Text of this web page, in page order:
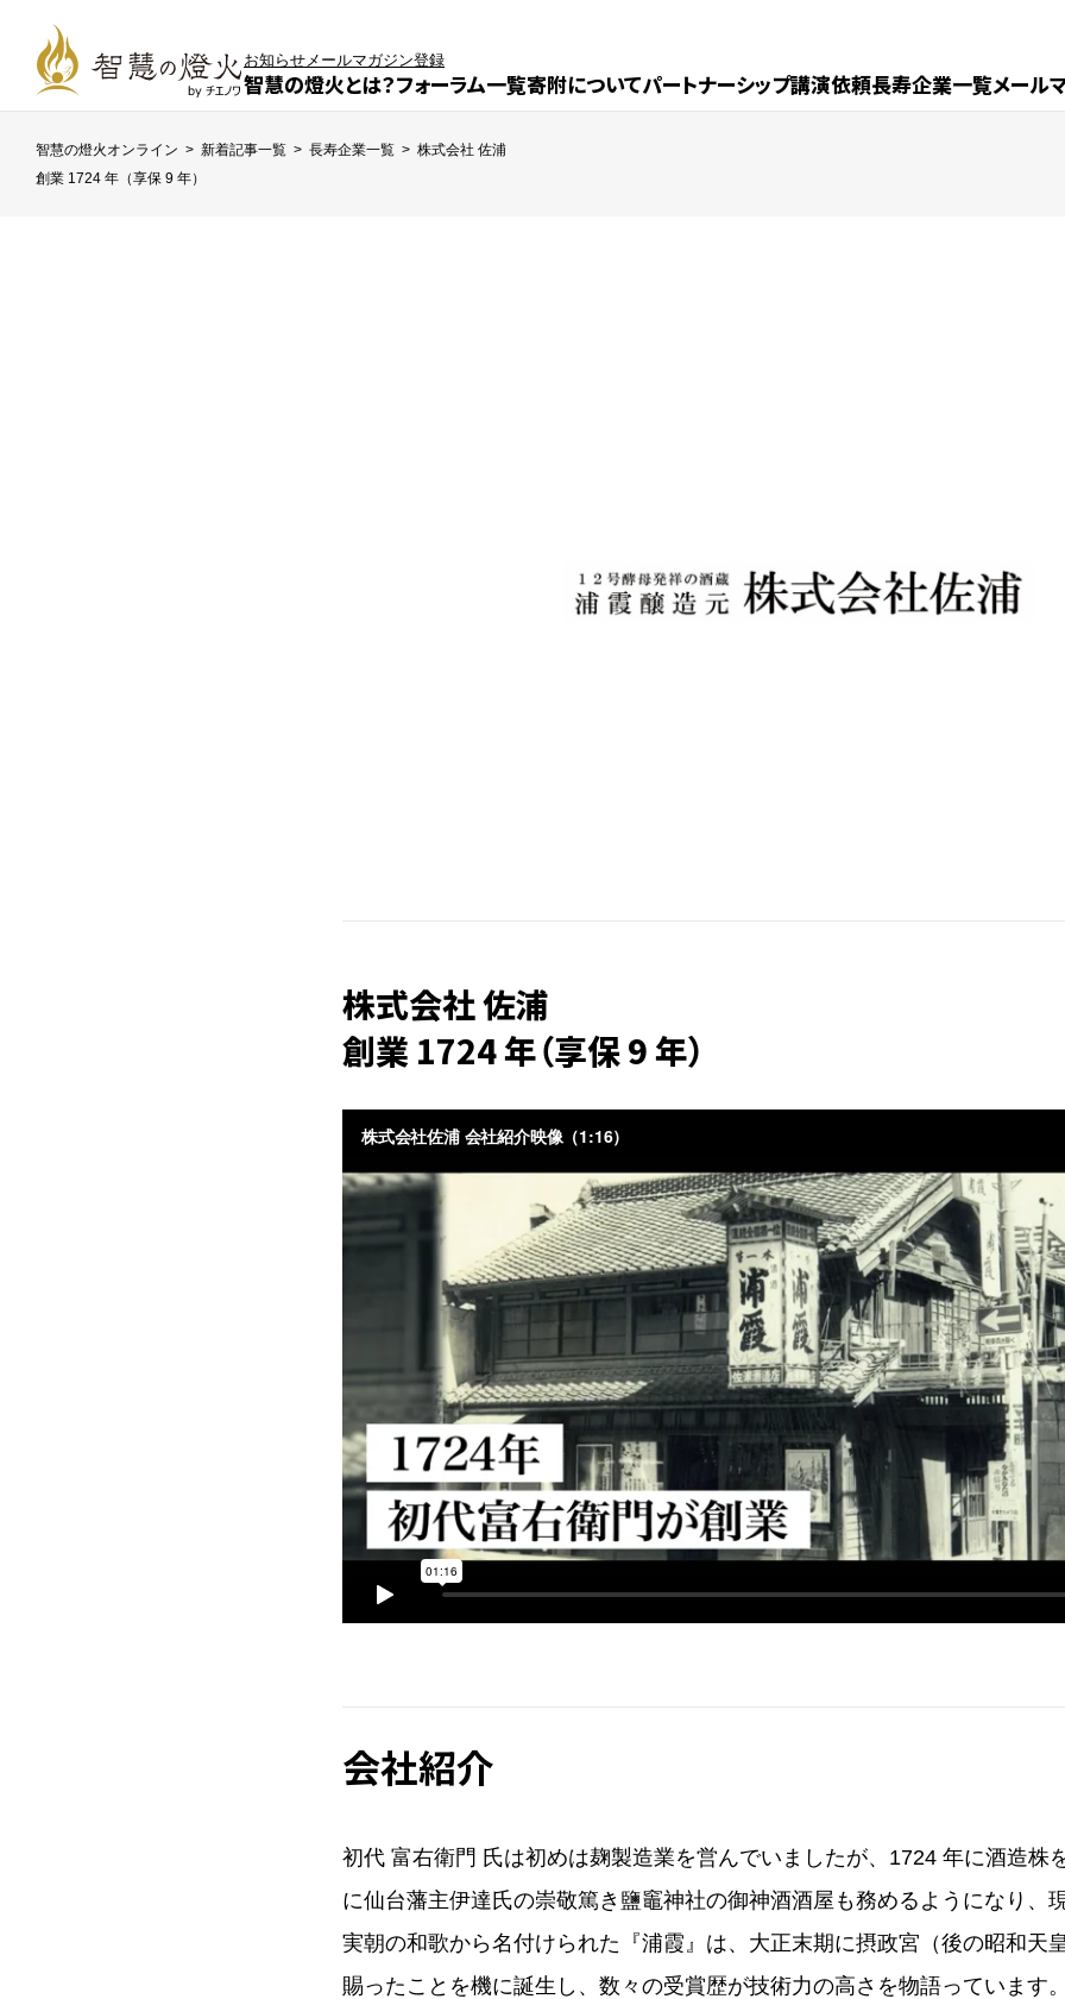
智慧の燈火とは？フォーラム一覧寄附についてパートナーシップ講演依頼長寿企業一覧メール
お知らせメールマガジン登録
智慧の燈火オンライン > 新着記事一覧 > 長寿企業一覧 > 株式会社 佐浦
創業 1724 年（享保 9 年）
株式会社 佐浦
創業 1724 年（享保 9 年）
会社紹介
初代 富右衛門 氏は初めは麹製造業を営んでいましたが、1724 年に酒造株
に仙台藩主伊達氏の崇敬篤き鹽竈神社の御神酒酒屋も務めるようになり、
実朝の和歌から名付けられた『浦霞』は、大正末期に摂政宮（後の昭和天
賜ったことを機に誕生し、数々の受賞歴が技術力の高さを物語っています